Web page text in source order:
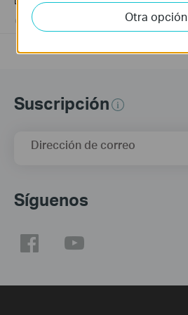
03-19-2013 489173views
Suscripción
Dirección de correo
Síguenos
Otra opción